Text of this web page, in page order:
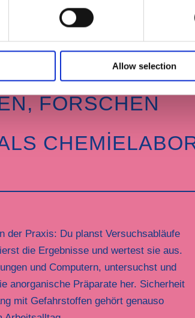
Allow selection
FORSCHEN
der Praxis: Du planst Versuchsabläufe
die Ergebnisse und wertest sie aus.
und Computern, untersuchst und
anorganische Präparate her. Sicherheit
mit Gefahrstoffen gehört genauso